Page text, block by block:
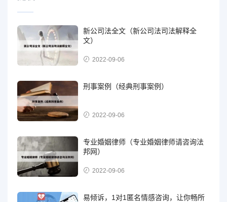
新公司法全文（新公司法司法解释全
文）
2022-09-06
刑事案例（经典刑事案例）
2022-09-06
专业婚姻律师（专业婚姻律师请咨询法
邦网）
2022-09-06
易倾诉，1对1匿名情感咨询，让你畅所